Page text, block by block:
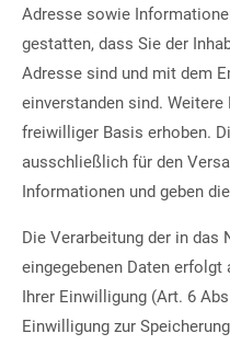
Adresse sowie
gestatten, dass Sie der
Adresse sind und mit dem
einverstanden sind.
freiwilliger Basis erhoben.
ausschließlich für den
Informationen und geben
Die Verarbeitung der in
eingegebenen Daten
Ihrer Einwilligung (Art. 6
Einwilligung zur